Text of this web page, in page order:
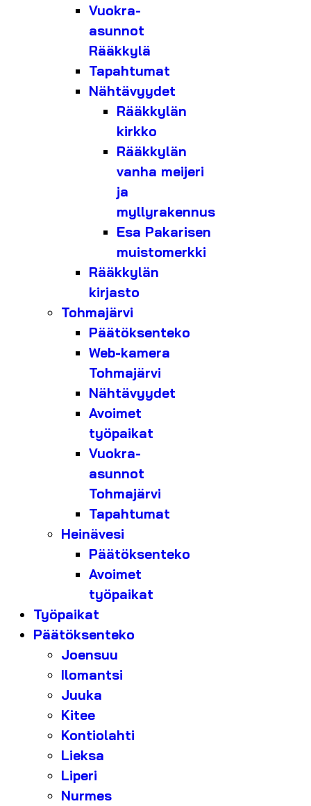
Vuokra-
asunnot
Rääkkylä
Tapahtumat
Nähtävyydet
Rääkkylän
kirkko
Rääkkylän
vanha meijeri
ja
myllyrakennus
Esa Pakarisen
muistomerkki
Rääkkylän
kirjasto
Tohmajärvi
Päätöksenteko
Web-kamera
Tohmajärvi
Nähtävyydet
Avoimet
työpaikat
Vuokra-
asunnot
Tohmajärvi
Tapahtumat
Heinävesi
Päätöksenteko
Avoimet
työpaikat
Työpaikat
Päätöksenteko
Joensuu
Ilomantsi
Juuka
Kitee
Kontiolahti
Lieksa
Liperi
Nurmes